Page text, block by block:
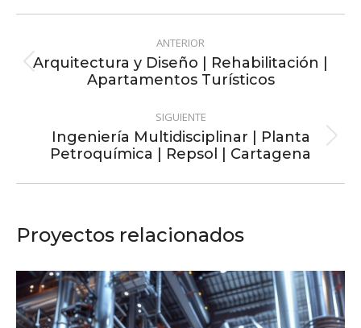
Facebook
X
LinkedInPinterestWhatsApp
Navegación
entre
proyectos
ANTERIOR
Proyecto
Arquitectura y Diseño | Rehabilitación |
Apartamentos Turísticos
SIGUIENTE
Proyecto
siguiente
Ingeniería Multidisciplinar | Planta
Petroquímica | Repsol | Cartagena
Proyectos relacionados